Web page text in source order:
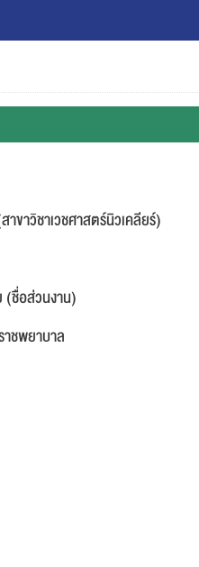
ขาวิชาเวชศาสตร์นิวเคลียร์)
ชื่อส่วนงาน)
ชพยาบาล